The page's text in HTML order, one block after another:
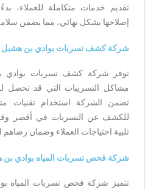
تقديم خدمات متكاملة للعملاء،
إصلاحها بشكل نهائي، مما يضمن سلامة
شركة كشف تسربات بوادي بن هشبل
توفر شركة كشف تسربات بوادي
مشاكل التسريبات التي قد تحصل
تضمن الشركة استخدام
للكشف عن التسربات في أقصر
تلبية احتياجات العملاء وضمان
شركة فحص تسربات المياه بوادي
تتميز شركة فحص تسربات المياه